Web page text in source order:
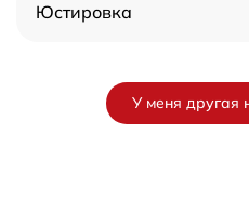
Юстировка
У меня другая